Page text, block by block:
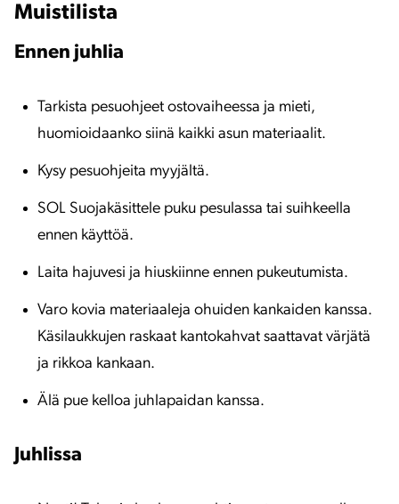
Muistilista
Ennen juhlia
Tarkista pesuohjeet ostovaiheessa ja mieti,
huomioidaanko siinä kaikki asun materiaalit.
Kysy pesuohjeita myyjältä.
SOL Suojakäsittele puku pesulassa tai suihkeella
ennen käyttöä.
Laita hajuvesi ja hiuskiinne ennen pukeutumista.
Varo kovia materiaaleja ohuiden kankaiden kanssa.
Käsilaukkujen raskaat kantokahvat saattavat värjätä
ja rikkoa kankaan.
Älä pue kelloa juhlapaidan kanssa.
Juhlissa